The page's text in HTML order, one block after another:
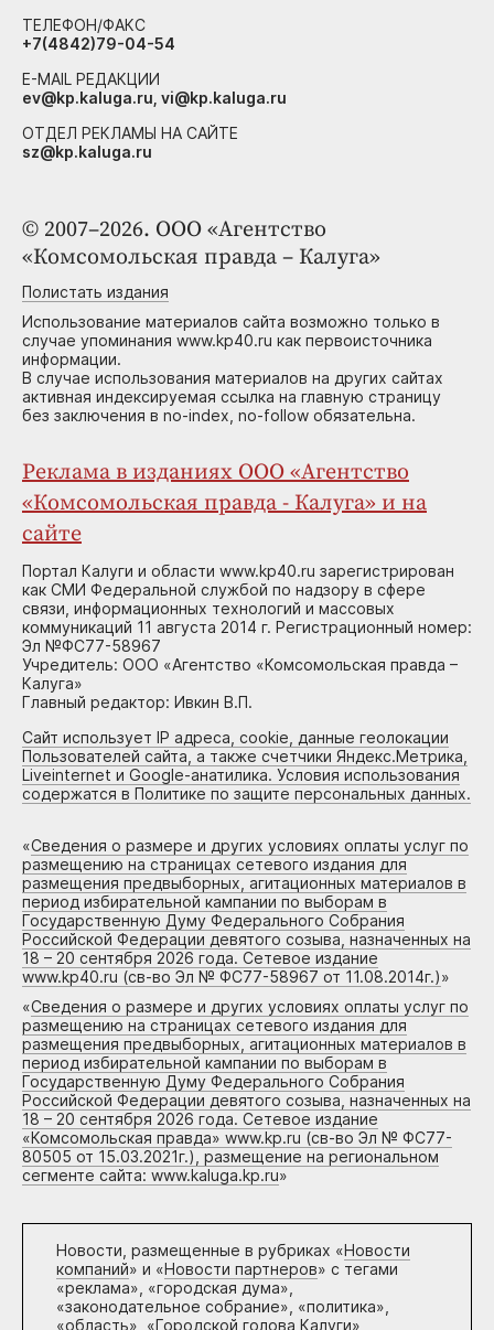
© 2007–2026. ООО «Агентство
«Комсомольская правда – Калуга»
Полистать издания
Использование материалов сайта возможно только в
случае упоминания www.kp40.ru как первоисточника
информации.
В случае использования материалов на других сайтах
активная индексируемая ссылка на главную страницу
без заключения в no-index, no-follow обязательна.
Реклама в изданиях ООО «Агентство
«Комсомольская правда - Калуга» и на
сайте
Портал Калуги и области www.kp40.ru зарегистрирован
как СМИ Федеральной службой по надзору в сфере
связи, информационных технологий и массовых
коммуникаций 11 августа 2014 г. Регистрационный номер:
Эл №ФС77-58967
Учредитель: ООО «Агентство «Комсомольская правда –
Калуга»
Главный редактор: Ивкин В.П.
Сайт использует IP адреса, cookie, данные геолокации
Пользователей сайта, а также счетчики Яндекс.Метрика,
Liveinternet и Google-анатилика. Условия использования
содержатся в Политике по защите персональных данных.
«Сведения о размере и других условиях оплаты услуг по
размещению на страницах сетевого издания для
размещения предвыборных, агитационных материалов в
период избирательной кампании по выборам в
Государственную Думу Федерального Собрания
Российской Федерации девятого созыва, назначенных на
18 – 20 сентября 2026 года. Сетевое издание
www.kp40.ru (св-во Эл № ФС77-58967 от 11.08.2014г.)»
«Сведения о размере и других условиях оплаты услуг по
размещению на страницах сетевого издания для
размещения предвыборных, агитационных материалов в
период избирательной кампании по выборам в
Государственную Думу Федерального Собрания
Российской Федерации девятого созыва, назначенных на
18 – 20 сентября 2026 года. Сетевое издание
«Комсомольская правда» www.kp.ru (св-во Эл № ФС77-
80505 от 15.03.2021г.), размещение на региональном
сегменте сайта: www.kaluga.kp.ru»
Новости, размещенные в рубриках «Новости
компаний» и «Новости партнеров» с тегами
«реклама», «городская дума»,
«законодательное собрание», «политика»,
«область», «Городской голова Калуги»
ТЕЛЕФОН/ФАКС
+7(4842)79-04-54
E-MAIL РЕДАКЦИИ
ev@kp.kaluga.ru, vi@kp.kaluga.ru
ОТДЕЛ РЕКЛАМЫ НА САЙТЕ
sz@kp.kaluga.ru